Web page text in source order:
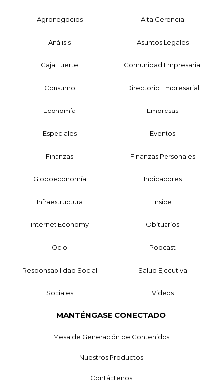
Agronegocios Alta Gerencia
Análisis Asuntos Legales
Caja Fuerte Comunidad Empresarial
Consumo Directorio Empresarial
Economía Empresas
Especiales Eventos
Finanzas Finanzas Personales
Globoeconomía Indicadores
Infraestructura Inside
Internet Economy Obituarios
Ocio Podcast
Responsabilidad Social Salud Ejecutiva
Sociales Videos
MANTÉNGASE CONECTADO
Mesa de Generación de Contenidos
Nuestros Productos
Contáctenos